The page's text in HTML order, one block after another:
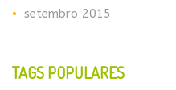
setembro 2015
TAGS POPULARES